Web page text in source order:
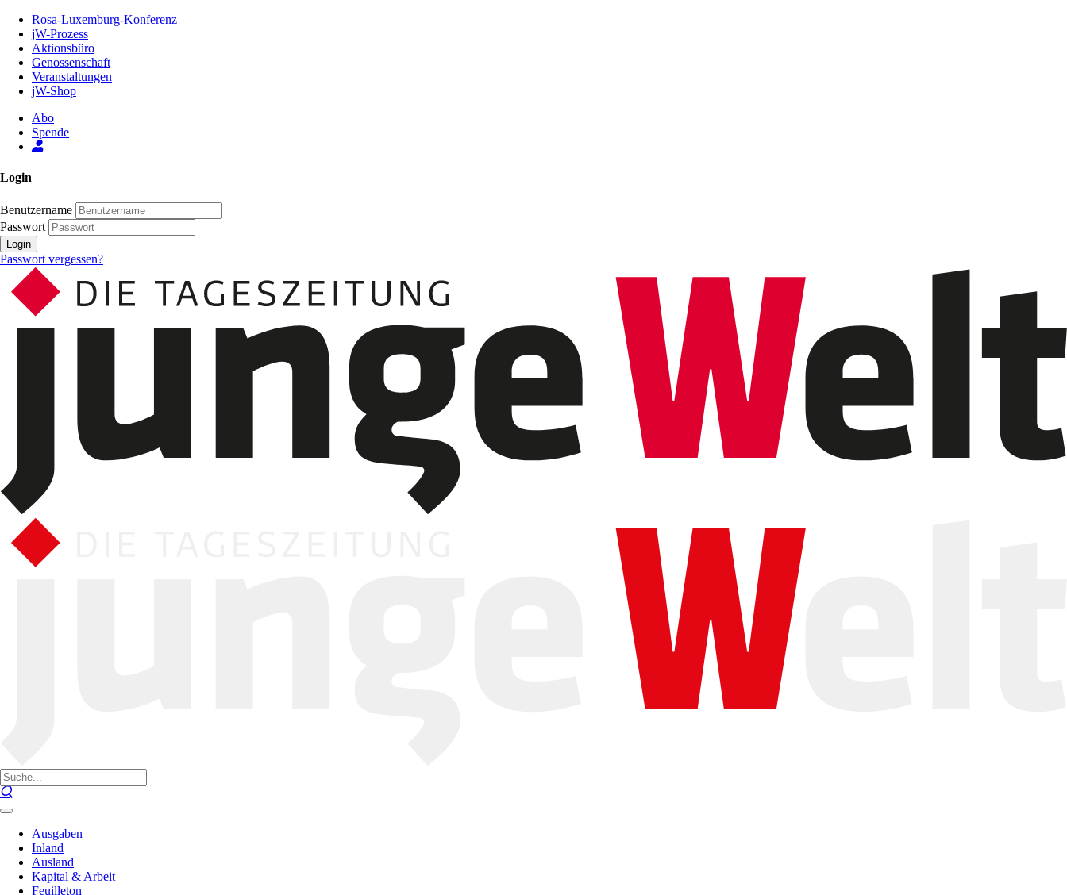
Inhalt
Seite
Rosa-Luxemburg-Konferenz
jW-Prozess
Aktionsbüro
Genossenschaft
Veranstaltungen
jW-Shop
Abo
Spende
Login
Benutzername
Passwort
Login
Passwort vergessen?
Ausgaben
Inland
Ausland
Kapital & Arbeit
Feuilleton